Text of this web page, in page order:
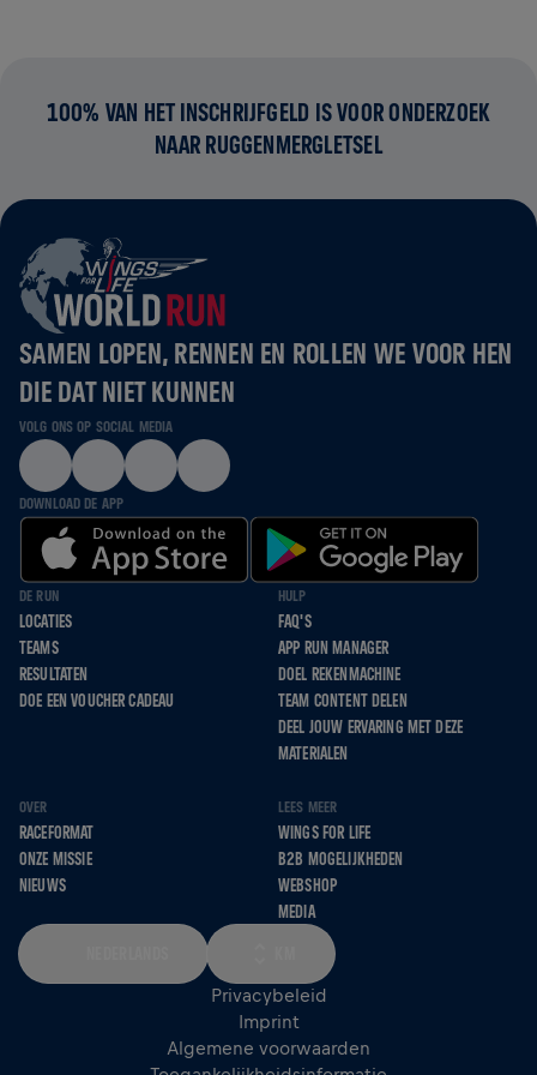
100% VAN HET INSCHRIJFGELD IS VOOR ONDERZOEK
NAAR RUGGENMERGLETSEL
SAMEN LOPEN, RENNEN EN ROLLEN WE VOOR HEN
DIE DAT NIET KUNNEN
VOLG ONS OP SOCIAL MEDIA
DOWNLOAD DE APP
DE RUN
LOCATIES
TEAMS
RESULTATEN
DOE EEN VOUCHER CADEAU
HULP
FAQ'S
APP RUN MANAGER
DOEL REKENMACHINE
TEAM CONTENT DELEN
DEEL JOUW ERVARING MET DEZE
MATERIALEN
OVER
RACEFORMAT
ONZE MISSIE
NIEUWS
LEES MEER
WINGS FOR LIFE
B2B MOGELIJKHEDEN
WEBSHOP
MEDIA
Privacybeleid
Imprint
Algemene voorwaarden